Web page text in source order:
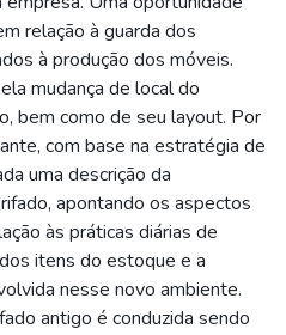
relação à guarda dos
à produção dos móveis.
mudança de local do
bem como de seu layout. Por
com base na estratégia de
uma descrição da
apontando os aspectos
às práticas diárias de
itens do estoque e a
nesse novo ambiente.
antigo é conduzida sendo